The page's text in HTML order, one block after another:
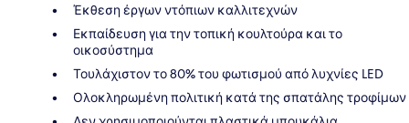
Έκθεση έργων ντόπιων καλλιτεχνών
Εκπαίδευση για την τοπική κουλτούρα και το
οικοσύστημα
Τουλάχιστον το 80% του φωτισμού από λυχνίες LED
Ολοκληρωμένη πολιτική κατά της σπατάλης τροφίμων